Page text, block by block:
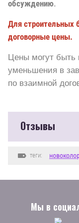
обсуждению.
Для строительных
договорные цены.
Цены могут быть
уменьшения в
по взаимной
Отзывы
теги:
Мы в